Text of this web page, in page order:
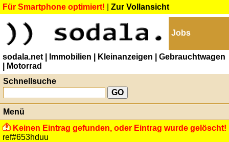
Für Smartphone optimiert! Zur Vollansicht
Jobs
sodala.net | Immobilien | Kleinanzeigen
| Gebrauchtwagen
| Motorrad
Schnellsuche
Menü
Keinen Eintrag gefunden, oder Eintrag wurde gelöscht!
ref#653hduu